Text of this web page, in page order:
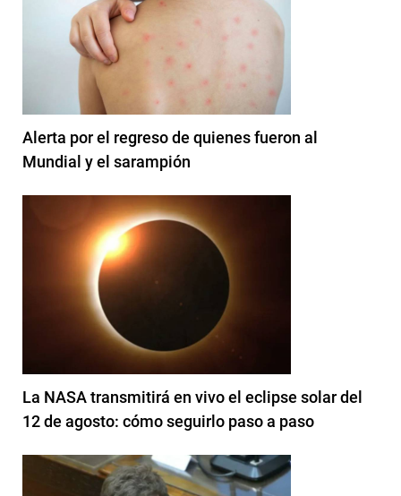
Alerta por el regreso de quienes fueron al
Mundial y el sarampión
La NASA transmitirá en vivo el eclipse solar del
12 de agosto: cómo seguirlo paso a paso